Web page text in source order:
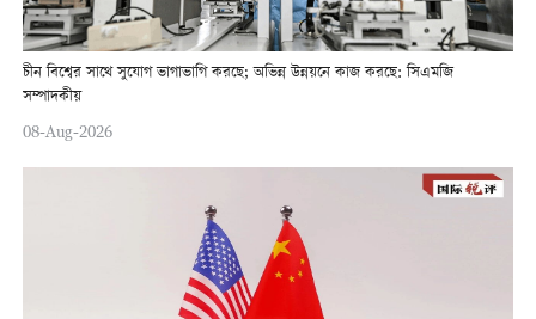
চীন বিশ্বের সাথে সুযোগ ভাগাভাগি করছে; অভিন্ন উন্নয়নে কাজ করছে: সিএমজি
সম্পাদকীয়
08-Aug-2026